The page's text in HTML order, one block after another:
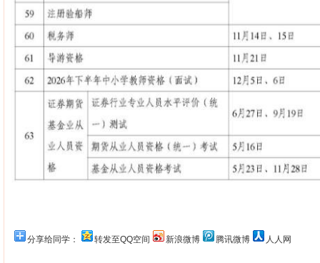
分享给同学： 转发至QQ空间 新浪微博 腾讯微博 人人网